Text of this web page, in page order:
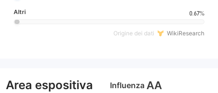
Altri 0.67%
Origine dei dati WikiResearch
Area espositiva Influenza AA